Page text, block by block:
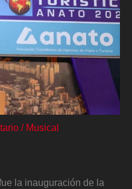
/ Musical
la inauguración de la